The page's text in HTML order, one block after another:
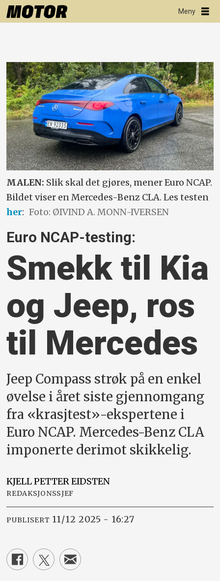
MALEN: Slik skal det gjøres, mener Euro NCAP.
Bildet viser en Mercedes-Benz CLA. Les testen
her: Foto: ØIVIND A. MONN-IVERSEN
Euro NCAP-testing:
Smekk til Kia
og Jeep, ros
til Mercedes
Jeep Compass strøk på en enkel
øvelse i året siste gjennomgang
fra «krasjtest»-ekspertene i
Euro NCAP. Mercedes-Benz CLA
imponerte derimot skikkelig.
KJELL PETTER EIDSTEN
REDAKSJONSSJEF
PUBLISERT 11/12 2025 - 16:27